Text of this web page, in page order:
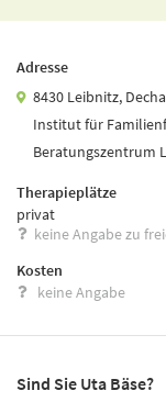
Adresse
8430 Leibnitz,
Institut für
Beratungszentrum
Therapieplätze
privat
keine Angabe zu
Kosten
keine Angabe
Sind Sie Uta Bäse?